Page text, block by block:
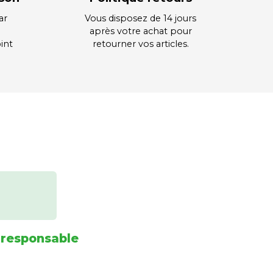
Vous disposez de 14 jours
après votre achat pour
retourner vos articles.